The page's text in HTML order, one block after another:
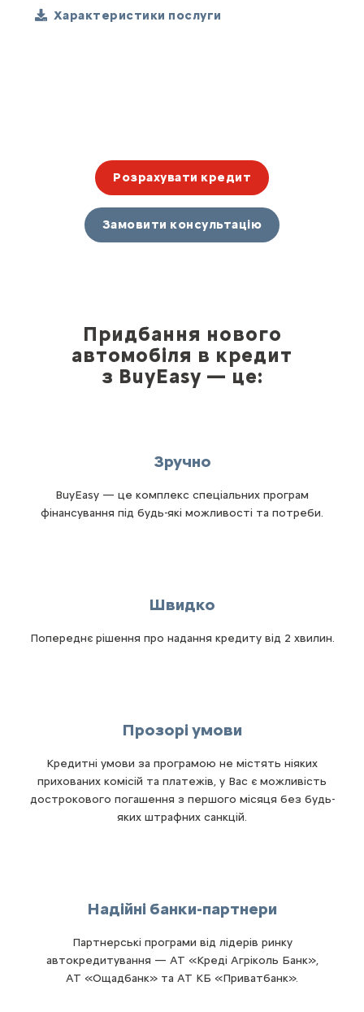
Характеристики послуги
Розрахувати кредит
Замовити консультацію
Придбання нового
автомобіля в кредит
з BuyEasy — це:
Зручно
BuyEasy — це комплекс спеціальних програм
фінансування під будь-які можливості та потреби.
Швидко
Попереднє рішення про надання кредиту від 2 хвилин.
Прозорі умови
Кредитні умови за програмою не містять ніяких
прихованих комісій та платежів, у Вас є можливість
дострокового погашення з першого місяця без будь-
яких штрафних санкцій.
Надійні банки-партнери
Партнерські програми від лідерів ринку
автокредитування — АТ «Креді Агріколь Банк»,
АТ «Ощадбанк» та АТ КБ «Приватбанк».